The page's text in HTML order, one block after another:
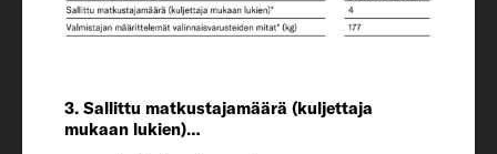
3. Sallittu matkustajamäärä (kuljettaja
mukaan lukien)…
Ajoneuvo
743 / 232 / 293 cm